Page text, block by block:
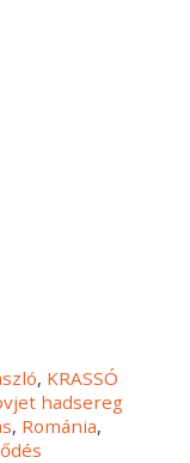
, KRASSÓ
hadsereg
, Románia,